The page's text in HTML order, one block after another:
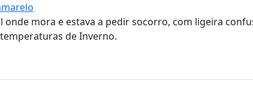
onde mora e estava a pedir socorro, com ligeira
de Inverno.